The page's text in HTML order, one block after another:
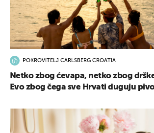
POKROVITELJ CARLSBERG CROATIA
Netko zbog ćevapa, netko zbog
Evo zbog čega sve Hrvati duguju